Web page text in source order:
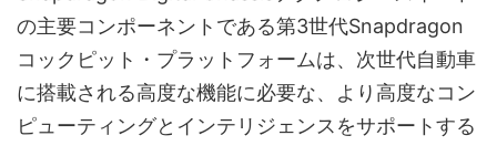
の主要コンポーネントである第3世代Snapdragon
コックピット・プラットフォームは、次世代自動車
に搭載される高度な機能に必要な、より高度なコン
ピューティングとインテリジェンスをサポートする